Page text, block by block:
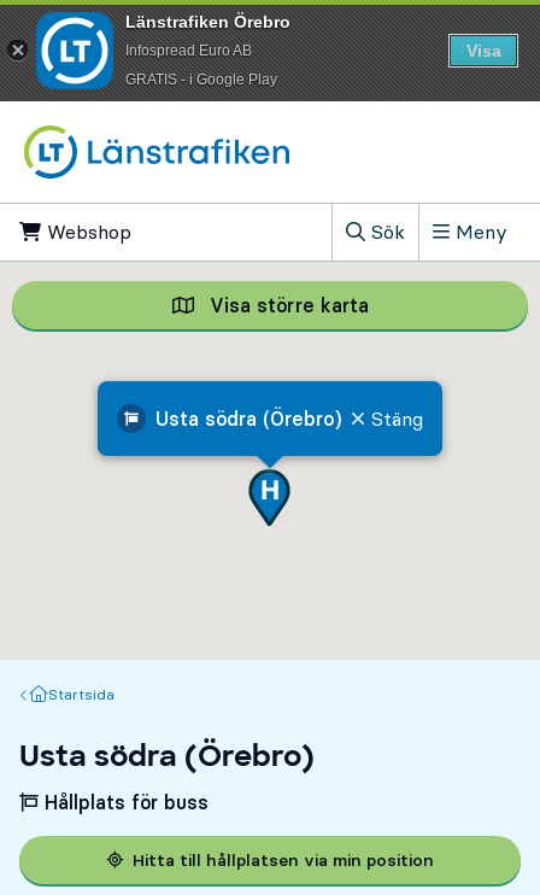
Webshop
Sök
, Visa sökfältet
Meny
Usta södra (Örebro) Stäng
Visa större karta Visa större
Startsida
Startsida
Usta södra (Örebro)
Hållplats för buss
Hitta till hållplatsen via min position
Länstrafiken Örebro
Infospread Euro AB
​GRATIS - i Google Play
Visa